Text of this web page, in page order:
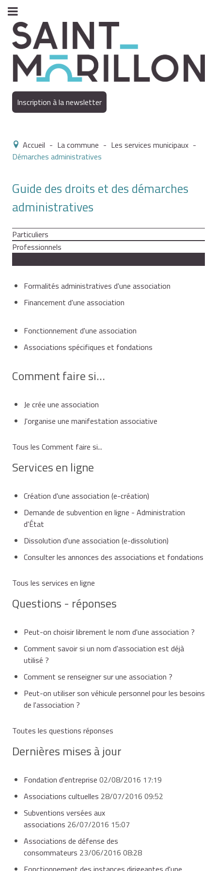
Inscription à la newsletter
Accueil - La commune - Les services municipaux -
Démarches administratives
Guide des droits et des démarches
administratives
Particuliers
Professionnels
Formalités administratives d'une association
Financement d'une association
Fonctionnement d'une association
Associations spécifiques et fondations
Comment faire si…
Je crée une association
J'organise une manifestation associative
Tous les Comment faire si...
Services en ligne
Création d'une association (e-création)
Demande de subvention en ligne - Administration
d'État
Dissolution d'une association (e-dissolution)
Consulter les annonces des associations et fondations
Tous les services en ligne
Questions - réponses
Peut-on choisir librement le nom d'une association ?
Comment savoir si un nom d'association est déjà
utilisé ?
Comment se renseigner sur une association ?
Peut-on utiliser son véhicule personnel pour les besoins
de l'association ?
Toutes les questions réponses
Dernières mises à jour
Fondation d'entreprise 02/08/2016 17:19
Associations cultuelles 28/07/2016 09:52
Subventions versées aux
associations 26/07/2016 15:07
Associations de défense des
consommateurs 23/06/2016 08:28